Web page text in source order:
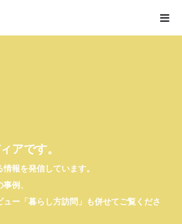
アです。
報を発信しています。
例、
ュー「暮らし方訪問」も併せてご覧くださ